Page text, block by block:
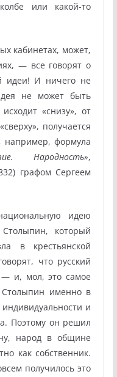
или какой-то
кабинетах, может,
— все говорят о
идеи! И ничего не
не может быть
«снизу», от
получается
например, формула
Народность»,
графом Сергеем
идею
который
в крестьянской
что русский
и, мол, это самое
Столыпин именно в
и
Поэтому он решил
народ в общине
как собственник.
получилось это